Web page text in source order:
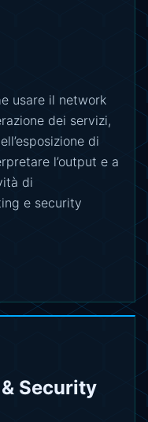
usare il network
dei servizi,
di
l’output e a
di
e security
Security